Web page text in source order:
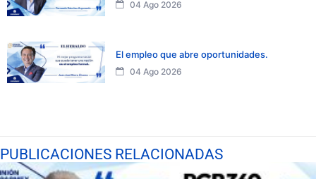
04 Ago 2026
El empleo que abre oportunidades.
04 Ago 2026
PUBLICACIONES RELACIONADAS